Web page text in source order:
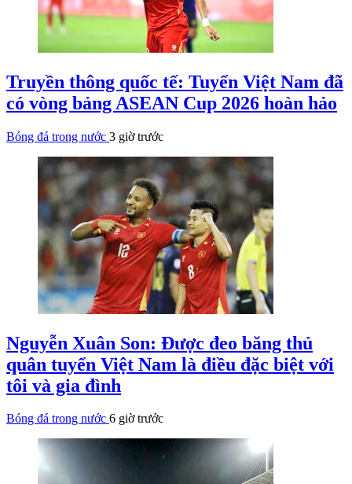
Truyền thông quốc tế: Tuyển Việt Nam đã
có vòng bảng ASEAN Cup 2026 hoàn hảo
Bóng đá trong nước 3 giờ trước
Nguyễn Xuân Son: Được đeo băng thủ
quân tuyển Việt Nam là điều đặc biệt với
tôi và gia đình
Bóng đá trong nước 6 giờ trước